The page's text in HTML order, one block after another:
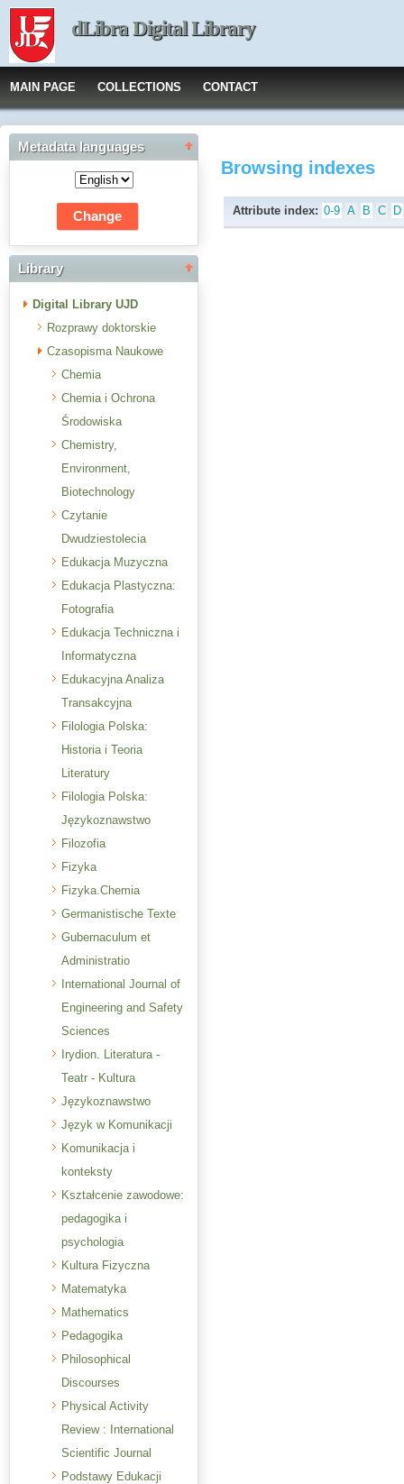
dLibra Digital Library
MAIN PAGE COLLECTIONS CONTACT
Metadata languages
Library
Digital Library UJD
Rozprawy doktorskie
Czasopisma Naukowe
Chemia
Chemia i Ochrona
Środowiska
Chemistry,
Environment,
Biotechnology
Czytanie
Dwudziestolecia
Edukacja Muzyczna
Edukacja Plastyczna:
Fotografia
Edukacja Techniczna i
Informatyczna
Edukacyjna Analiza
Transakcyjna
Filologia Polska:
Historia i Teoria
Literatury
Filologia Polska:
Językoznawstwo
Filozofia
Fizyka
Fizyka.Chemia
Germanistische Texte
Gubernaculum et
Administratio
International Journal of
Engineering and Safety
Sciences
Irydion. Literatura -
Teatr - Kultura
Językoznawstwo
Język w Komunikacji
Komunikacja i
konteksty
Kształcenie zawodowe:
pedagogika i
psychologia
Kultura Fizyczna
Matematyka
Mathematics
Pedagogika
Philosophical
Discourses
Physical Activity
Review : International
Scientific Journal
Podstawy Edukacji
Browsing indexes
Attribute index: 0-9 A B C D